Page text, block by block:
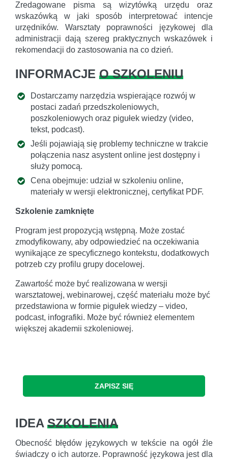
Zredagowane pisma są wizytówką urzędu oraz
wskazówką w jaki sposób interpretować intencje
urzędników. Warsztaty poprawności językowej dla
administracji dają szereg praktycznych wskazówek i
rekomendacji do zastosowania na co dzień.
INFORMACJE O SZKOLENIU
Dostarczamy narzędzia wspierające rozwój w
postaci zadań przedszkoleniowych,
poszkoleniowych oraz pigułek wiedzy (video,
tekst, podcast).
Jeśli pojawiają się problemy techniczne w trakcie
połączenia nasz asystent online jest dostępny i
służy pomocą.
Cena obejmuje: udział w szkoleniu online,
materiały w wersji elektronicznej, certyfikat PDF.
Szkolenie zamknięte
Program jest propozycją wstępną. Może zostać
zmodyfikowany, aby odpowiedzieć na oczekiwania
wynikające ze specyficznego kontekstu, dodatkowych
potrzeb czy profilu grupy docelowej.
Zawartość może być realizowana w wersji
warsztatowej, webinarowej, część materiału może być
przedstawiona w formie pigułek wiedzy – video,
podcast, infografiki. Może być również elementem
większej akademii szkoleniowej.
ZAPISZ SIĘ
IDEA SZKOLENIA
Obecność błędów językowych w tekście na ogół źle
świadczy o ich autorze. Poprawność językowa jest dla